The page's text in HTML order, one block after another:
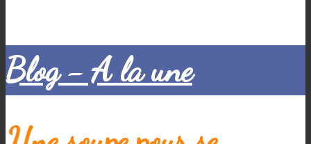
Blog - A la une